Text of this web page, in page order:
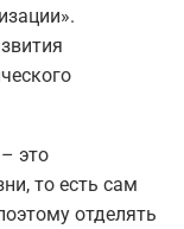
это
то есть сам
отделять